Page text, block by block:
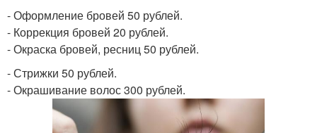
- Оформление бровей 50 рублей.
- Коррекция бровей 20 рублей.
- Окраска бровей, ресниц 50 рублей.
- Стрижки 50 рублей.
- Окрашивание волос 300 рублей.